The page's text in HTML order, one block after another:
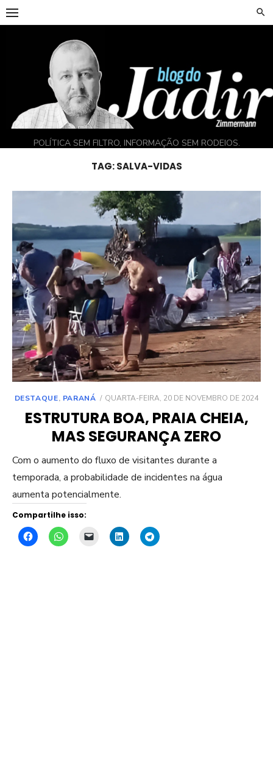
Skip
to
POLÍTICA SEM FILTRO, INFORMAÇÃO SEM RODEIOS.
TAG:SALVA-VIDAS
DESTAQUE, PARANÁ
POSTED
QUARTA-FEIRA, 20 DE NOVEMBRO DE 2024
ESTRUTURA BOA, PRAIA CHEIA,
MAS SEGURANÇA ZERO
Com o aumento do fluxo de visitantes durante a
temporada, a probabilidade de incidentes na água
aumenta potencialmente.
Compartilhe isso: